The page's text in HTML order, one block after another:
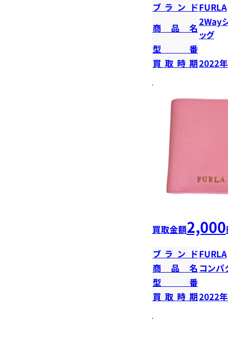
ブランドFURLA
商品名
2Way
ッグ
型番
買取時期2022
買取金額2,000
ブランドFURLA
商品名 コンパ
型番
買取時期2022